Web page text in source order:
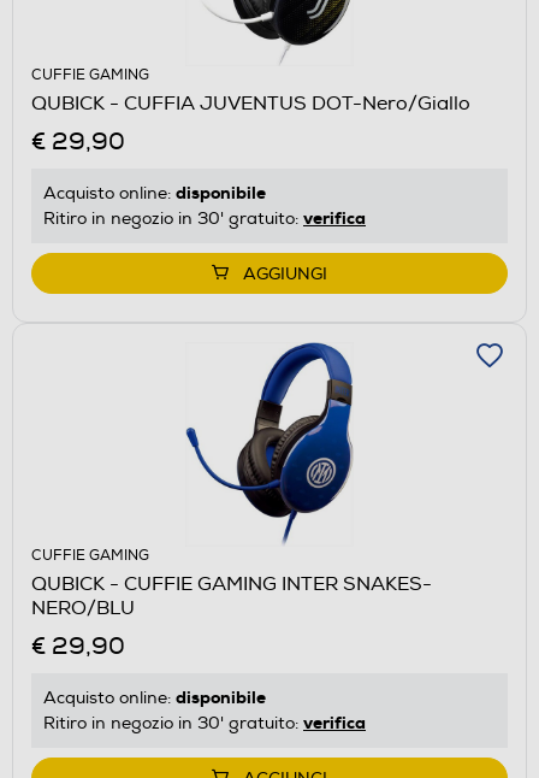
CUFFIE GAMING
QUBICK - CUFFIA JUVENTUS DOT-Nero/Giallo
€ 29,90
Acquisto online: disponibile
Ritiro in negozio in 30' gratuito: verifica
AGGIUNGI
CUFFIE GAMING
QUBICK - CUFFIE GAMING INTER SNAKES-
NERO/BLU
€ 29,90
Acquisto online: disponibile
Ritiro in negozio in 30' gratuito: verifica